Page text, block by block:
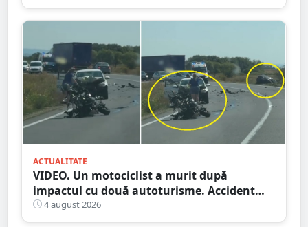
ACTUALITATE
VIDEO. Un motociclist a murit după
impactul cu două autoturisme. Accident
cumplit în județul vecin
4 august 2026